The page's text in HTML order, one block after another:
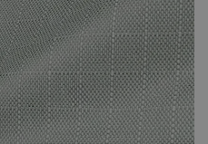
jak i przed zbyt ciekawskimi
przed niepotrzebnym
dla prawie wszystkich
jakimś dodatkiem, który jest
jest to rodzaj środka
wysokiej jakości mebli.